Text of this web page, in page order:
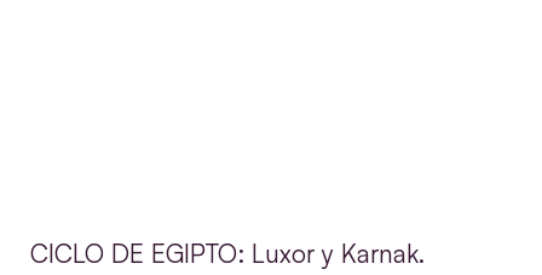
CICLO DE EGIPTO: Luxor y Karnak.